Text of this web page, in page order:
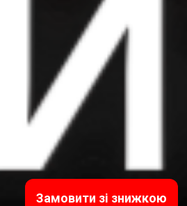
Замовити зі знижкою